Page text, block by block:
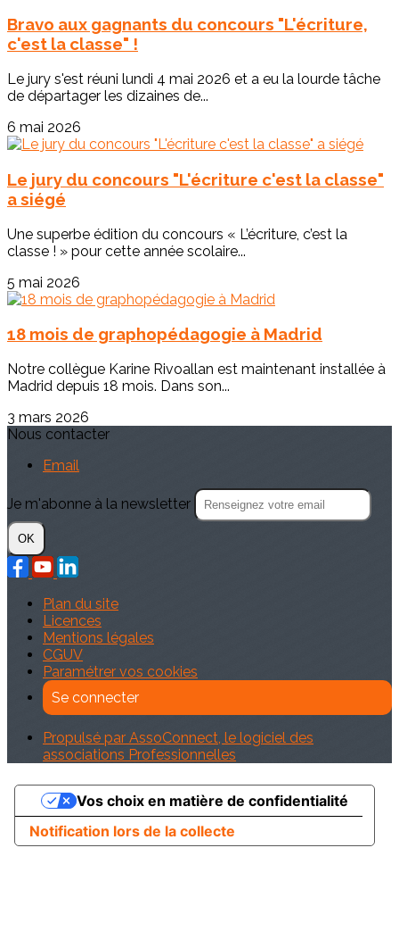
Bravo aux gagnants du concours "L'écriture,
c'est la classe" !
Le jury s'est réuni lundi 4 mai 2026 et a eu la lourde tâche
de départager les dizaines de...
6 mai 2026
Le jury du concours "L'écriture c'est la classe"
a siégé
Une superbe édition du concours « L’écriture, c’est la
classe ! » pour cette année scolaire...
5 mai 2026
18 mois de graphopédagogie à Madrid
Notre collègue Karine Rivoallan est maintenant installée à
Madrid depuis 18 mois. Dans son...
3 mars 2026
Nous contacter
Email
Je m'abonne à la newsletter
OK
Plan du site
Licences
Mentions légales
CGUV
Paramétrer vos cookies
Se connecter
Propulsé par AssoConnect, le logiciel des
associations Professionnelles
Notification lors de la collecte
Vos choix en matière de confidentialité